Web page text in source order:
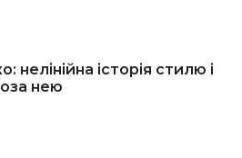
нелінійна історія стилю і
нею